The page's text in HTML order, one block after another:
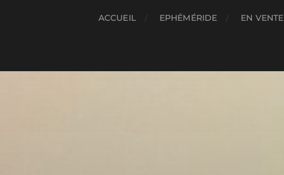
ACCUEIL EPHÉMÉRIDE EN VENTE